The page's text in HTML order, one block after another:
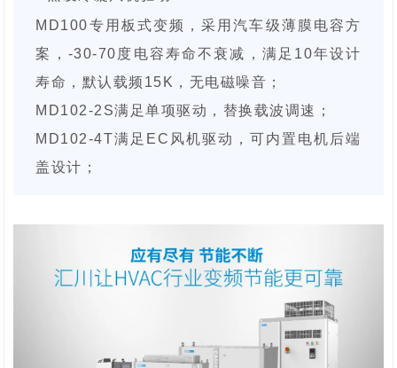
MD100专用板式变频，采用汽车级薄膜电容方
案，-30-70度电容寿命不衰减，满足10年设计
寿命，默认载频15K，无电磁噪音；
MD102-2S满足单项驱动，替换载波调速；
MD102-4T满足EC风机驱动，可内置电机后端
盖设计；